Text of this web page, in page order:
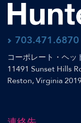
703.471.6870
コーポレート・ヘッ
11491 Sunset Hills
Reston, Virginia